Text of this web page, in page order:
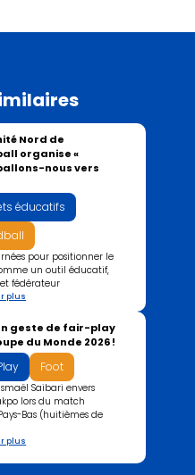
Nord de
organise «
nous vers
éducatifs
pour positionner le
un outil éducatif,
fédérateur
plus
geste de fair-play
du Monde 2026 !
Foot
Saibari envers
lors du match
Bas (huitièmes de
plus